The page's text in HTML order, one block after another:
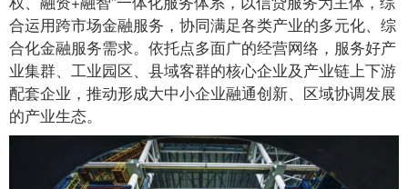
合运用跨市场金融服务，协同满足各类产业的多元化、综
合化金融服务需求。依托点多面广的经营网络，服务好产
业集群、工业园区、县域客群的核心企业及产业链上下游
配套企业，推动形成大中小企业融通创新、区域协调发展
的产业生态。